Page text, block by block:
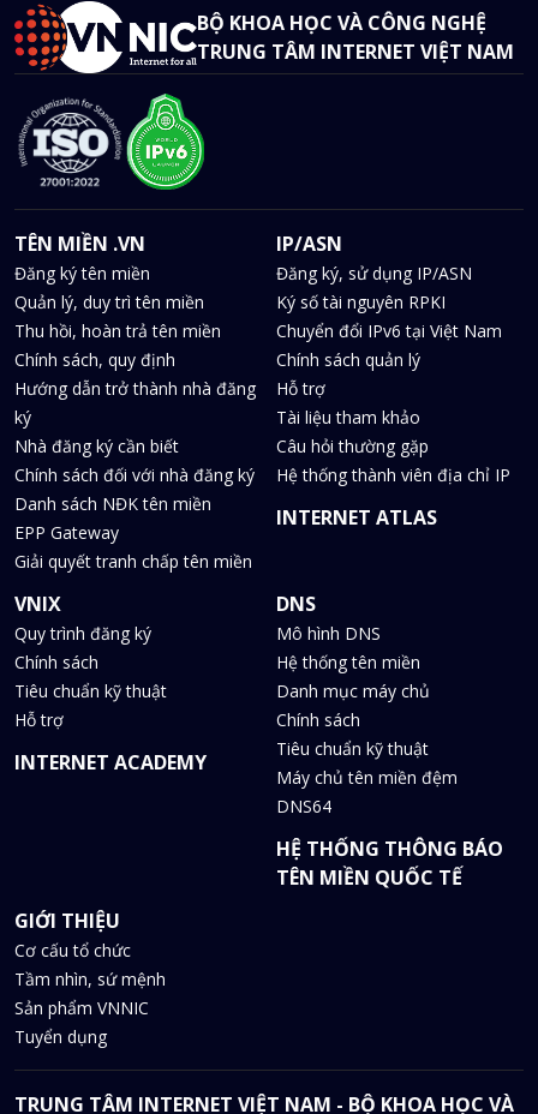
BỘ KHOA HỌC VÀ CÔNG NGHỆ
TRUNG TÂM INTERNET VIỆT NAM
TÊN MIỀN .VN
Đăng ký tên miền
Quản lý, duy trì tên miền
Thu hồi, hoàn trả tên miền
Chính sách, quy định
Hướng dẫn trở thành nhà đăng
ký
Nhà đăng ký cần biết
Chính sách đối với nhà đăng ký
Danh sách NĐK tên miền
EPP Gateway
Giải quyết tranh chấp tên miền
IP/ASN
Đăng ký, sử dụng IP/ASN
Ký số tài nguyên RPKI
Chuyển đổi IPv6 tại Việt Nam
Chính sách quản lý
Hỗ trợ
Tài liệu tham khảo
Câu hỏi thường gặp
Hệ thống thành viên địa chỉ IP
INTERNET ATLAS
VNIX
Quy trình đăng ký
Chính sách
Tiêu chuẩn kỹ thuật
Hỗ trợ
INTERNET ACADEMY
DNS
Mô hình DNS
Hệ thống tên miền
Danh mục máy chủ
Chính sách
Tiêu chuẩn kỹ thuật
Máy chủ tên miền đệm
DNS64
HỆ THỐNG THÔNG BÁO
TÊN MIỀN QUỐC TẾ
GIỚI THIỆU
Cơ cấu tổ chức
Tầm nhìn, sứ mệnh
Sản phẩm VNNIC
Tuyển dụng
TRUNG TÂM INTERNET VIỆT NAM - BỘ KHOA HỌC VÀ